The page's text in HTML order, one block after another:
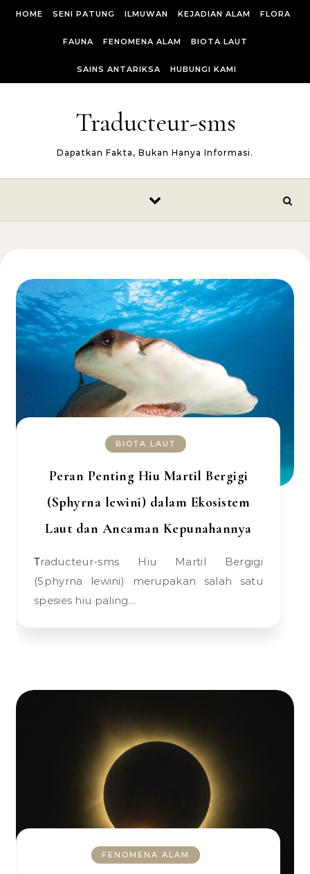
HOME SENI PATUNG ILMUWAN KEJADIAN ALAM FLORA
FAUNA FENOMENA ALAM BIOTA LAUT
SAINS ANTARIKSA HUBUNGI KAMI
Traducteur-sms
Dapatkan Fakta, Bukan Hanya Informasi.
BIOTA LAUT
Peran Penting Hiu Martil Bergigi
(Sphyrna lewini) dalam Ekosistem
Laut dan Ancaman Kepunahannya
Traducteur-sms Hiu Martil Bergigi
(Sphyrna lewini) merupakan salah satu
spesies hiu paling…
FENOMENA ALAM